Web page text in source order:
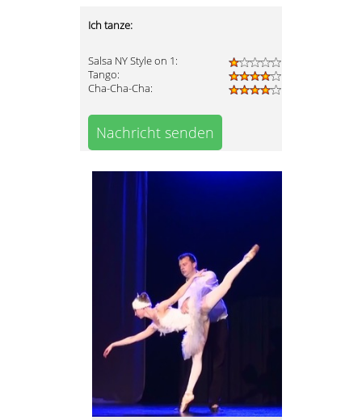
Ich tanze:
Salsa NY Style on 1:
Tango:
Cha-Cha-Cha:
Nachricht senden